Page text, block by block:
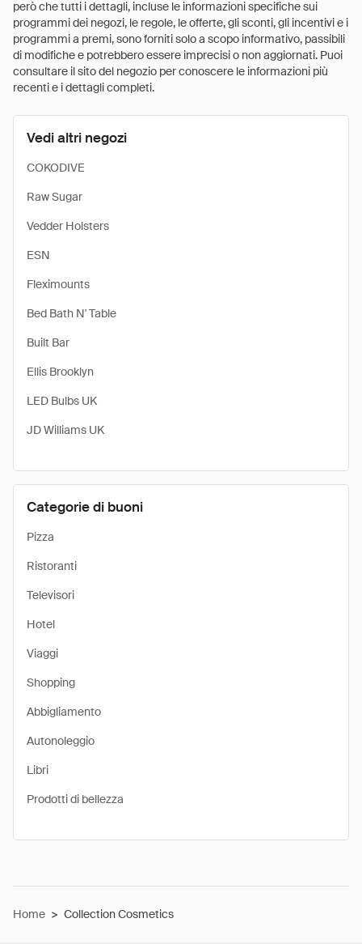
però che tutti i dettagli, incluse le informazioni specifiche sui
programmi dei negozi, le regole, le offerte, gli sconti, gli incentivi e i
programmi a premi, sono forniti solo a scopo informativo, passibili
di modifiche e potrebbero essere imprecisi o non aggiornati. Puoi
consultare il sito del negozio per conoscere le informazioni più
recenti e i dettagli completi.
Vedi altri negozi
COKODIVE
Raw Sugar
Vedder Holsters
ESN
Fleximounts
Bed Bath N' Table
Built Bar
Ellis Brooklyn
LED Bulbs UK
JD Williams UK
Categorie di buoni
Pizza
Ristoranti
Televisori
Hotel
Viaggi
Shopping
Abbigliamento
Autonoleggio
Libri
Prodotti di bellezza
Home > Collection Cosmetics